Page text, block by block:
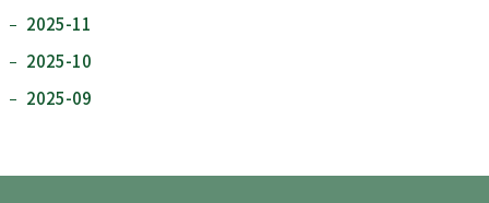
2025-11
2025-10
2025-09